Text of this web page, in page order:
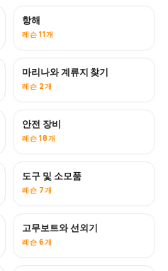
항해
레슨 11개
마리나와 계류지 찾기
레슨 2개
안전 장비
레슨 18개
도구 및 소모품
레슨 7개
고무보트와 선외기
레슨 6개